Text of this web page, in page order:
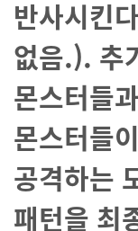
반사시킨
없음.). 추
몬스터들
몬스터들
공격하는
패턴을 최